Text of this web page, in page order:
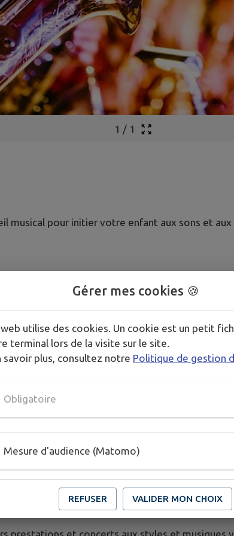
1 / 1
musical pour initier votre enfant aux sons et
année (éveil ou solfège)
batterie, percussions, piano, violon,
soit votre niveau ou votre âge.
à vos envies, apprendre à votre
Gérer mes cookies 🍪
utilise des cookies. Un cookie est un petit
terminal lors de la visite sur le site.
savoir plus, consultez notre Politique de gestion
Obligatoire
Mesure d'audience (Matomo)
REFUSER VALIDER MON CHOIX